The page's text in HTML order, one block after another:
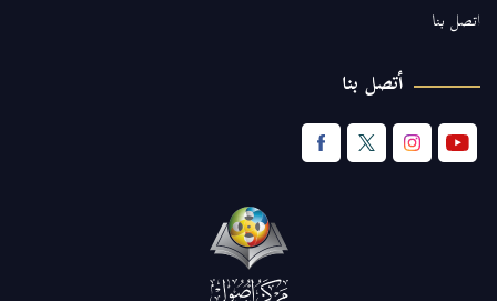
اتصل بنا
أتصل بنا